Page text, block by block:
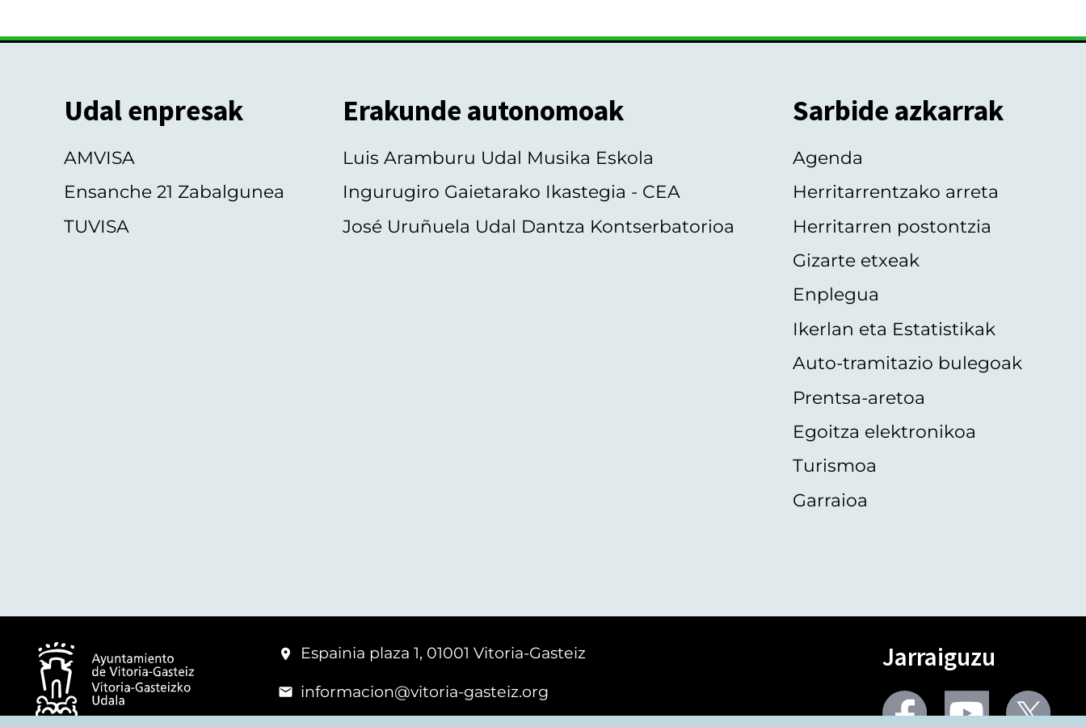
Udal enpresak
AMVISA
Ensanche 21 Zabalgunea
TUVISA
Erakunde autonomoak
Luis Aramburu Udal Musika Eskola
Ingurugiro Gaietarako Ikastegia - CEA
José Uruñuela Udal Dantza Kontserbatorioa
Sarbide azkarrak
Agenda
Herritarrentzako arreta
Herritarren postontzia
Gizarte etxeak
Enplegua
Ikerlan eta Estatistikak
Auto-tramitazio bulegoak
Prentsa-aretoa
Egoitza elektronikoa
Turismoa
Garraioa
Espainia plaza 1, 01001 Vitoria-Gasteiz
informacion@vitoria-gasteiz.org
Jarraiguzu
Facebook Youtube